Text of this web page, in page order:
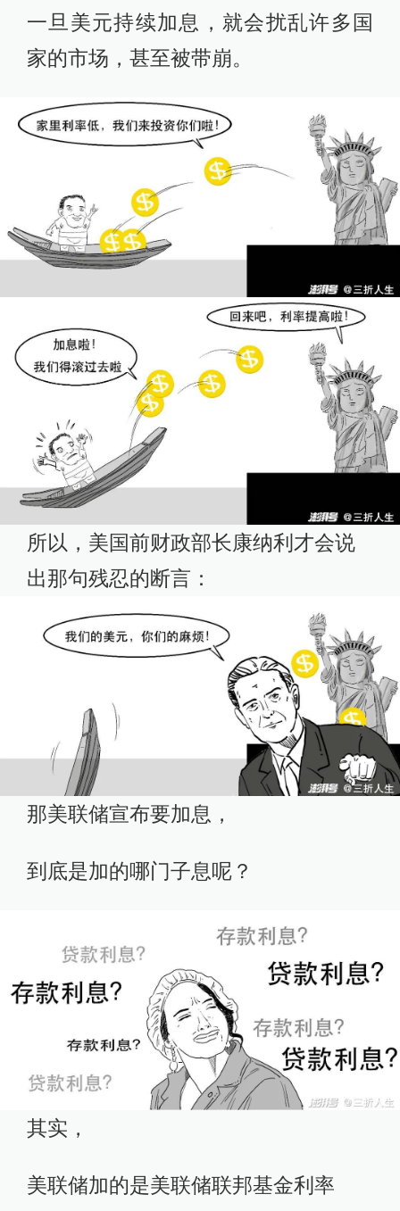
一旦美元持续加息，就会扰乱许多国
家的市场，甚至被带崩。
所以，美国前财政部长康纳利才会说
出那句残忍的断言：
那美联储宣布要加息，
到底是加的哪门子息呢？
其实，
美联储加的是美联储联邦基金利率